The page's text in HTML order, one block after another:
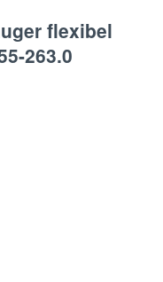
flexibel
263.0